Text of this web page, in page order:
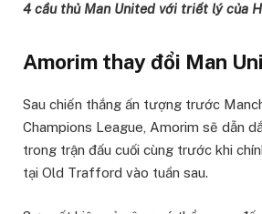
4 cầu thủ Man United với triết lý của
Amorim thay đổi Man
Sau chiến thắng ấn tượng trước
Champions League, Amorim sẽ dẫn
trong trận đấu cuối cùng trước khi
tại Old Trafford vào tuần sau.